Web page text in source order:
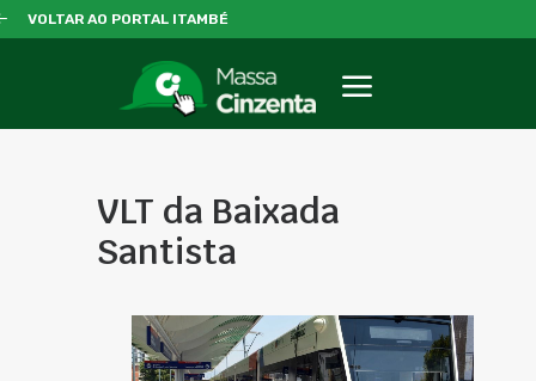
VOLTAR AO PORTAL ITAMBÉ
VLT da Baixada
Santista